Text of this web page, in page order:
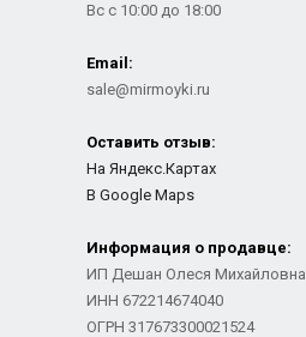
Вс с 10:00 до 18:00
Email:
sale@mirmoyki.ru
Оставить отзыв:
На Яндекс.Картах
В Google Maps
Информация о продавце:
ИП Дешан Олеся Михайловна
ИНН 672214674040
ОГРН 317673300021524